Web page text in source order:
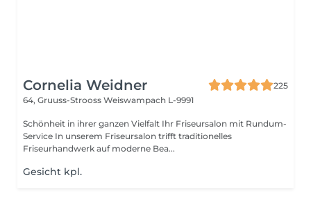
Cornelia Weidner
225
64, Gruuss-Strooss Weiswampach L-9991
Schönheit in ihrer ganzen Vielfalt Ihr Friseursalon mit Rundum-
Service In unserem Friseursalon trifft traditionelles
Friseurhandwerk auf moderne Bea...
Gesicht kpl.